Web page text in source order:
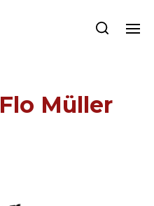
Flo Müller